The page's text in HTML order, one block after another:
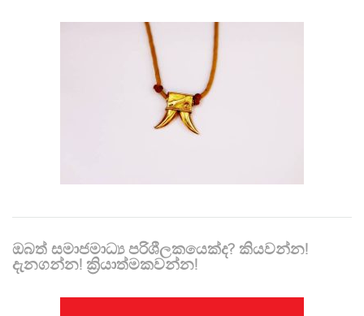
ඔබත් සමාජමාධ්‍ය පරිශීලකයෙක්ද? කියවන්න!
දැනගන්න! ක්‍රියාත්මකවන්න!